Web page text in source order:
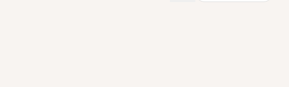
夏最推純愛GL漫畫！
〃°ω°〃)♡→
停屍櫃？！
不由自主追逐著她……